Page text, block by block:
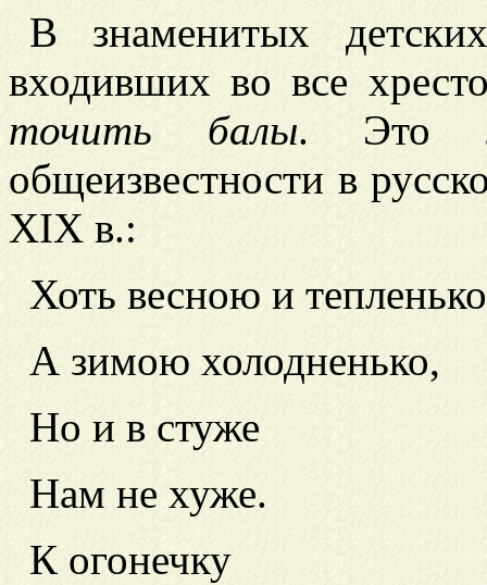
В знаменитых
входивших во все
точить балы. Это
общеизвестности в
XIX в.:
Хоть весною и
А зимою холодненько,
Но и в стуже
Нам не хуже.
К огонечку